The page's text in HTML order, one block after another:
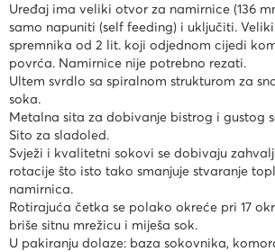
Uređaj ima veliki otvor za namirnice (136
samo napuniti (self feeding) i uključiti.
spremnika od 2 lit. koji odjednom cijedi
povrća. Namirnice nije potrebno rezati.
Ultem svrdlo sa spiralnom strukturom za
soka.
Metalna sita za dobivanje bistrog i gustog
Sito za sladoled.
Svježi i kvalitetni sokovi se dobivaju
rotacije što isto tako smanjuje stvaranje
namirnica.
Rotirajuća četka se polako okreće pri 17
briše sitnu mrežicu i miješa sok.
U pakiranju dolaze: baza sokovnika,